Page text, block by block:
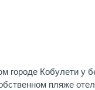
городе Кобулети у
пляже